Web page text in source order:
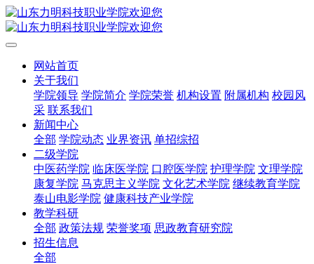
网站首页
关于我们
学院领导 学院简介 学院荣誉 机构设置 附属机构 校园风
采 联系我们
新闻中心
全部 学院动态 业界资讯 单招综招
二级学院
中医药学院 临床医学院 口腔医学院 护理学院 文理学院
康复学院 马克思主义学院 文化艺术学院 继续教育学院
泰山电影学院 健康科技产业学院
教学科研
全部 政策法规 荣誉奖项 思政教育研究院
招生信息
全部